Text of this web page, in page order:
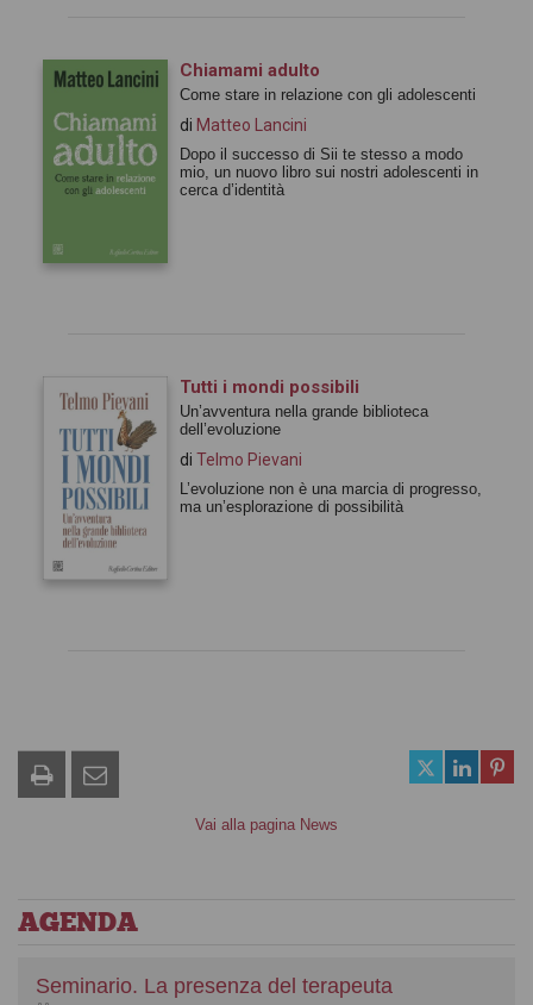
Chiamami adulto
Come stare in relazione con gli adolescenti
di Matteo Lancini
Dopo il successo di Sii te stesso a modo
mio, un nuovo libro sui nostri adolescenti in
cerca d’identità
Tutti i mondi possibili
Un’avventura nella grande biblioteca
dell’evoluzione
di Telmo Pievani
L’evoluzione non è una marcia di progresso,
ma un’esplorazione di possibilità
Vai alla pagina News
AGENDA
Seminario. La presenza del terapeuta